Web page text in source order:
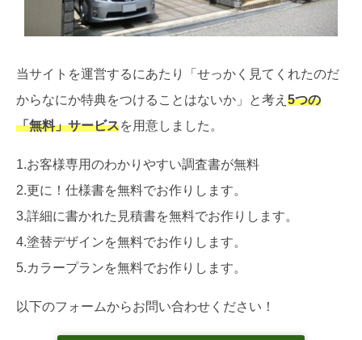
当サイトを運営するにあたり「せっかく見てくれたのだ
からなにか特典をつけることはないか」と考え 5つの
「無料」サービスを用意しました。
1.お客様専用のわかりやすい調査書が無料
2.更に！仕様書を無料でお作りします。
3.詳細に書かれた見積書を無料でお作りします。
4.塗替デザインを無料でお作りします。
5.カラープランを無料でお作りします。
以下のフォームからお問い合わせください！